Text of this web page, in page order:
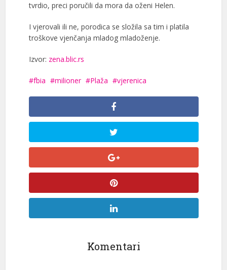
tvrdio, preci poručili da mora da oženi Helen.
I vjerovali ili ne, porodica se složila sa tim i platila
troškove vjenčanja mladog mladoženje.
Izvor: zena.blic.rs
fbia milioner Plaža vjerenica
Komentari